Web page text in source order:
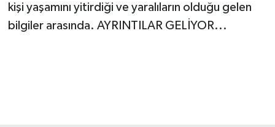
kişi yaşamını yitirdiği ve yaralıların olduğu gelen
bilgiler arasında. AYRINTILAR GELİYOR...